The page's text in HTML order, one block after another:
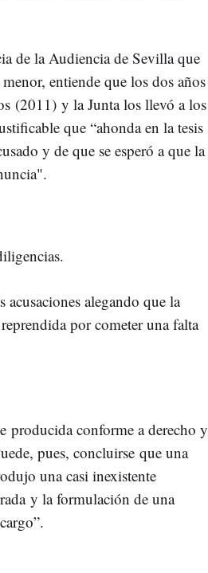
de la Audiencia de Sevilla que
entiende que los dos años
(2011) y la Junta los llevó a los
que “ahonda en la tesis
y de que se esperó a que la
alegando que la
por cometer una falta
producida conforme a derecho y
pues, concluirse que una
una casi inexistente
y la formulación de una